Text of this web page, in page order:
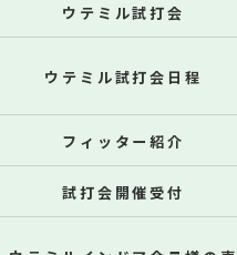
ウテミル試打会
ウテミル試打会日程
フィッター紹介
試打会開催受付